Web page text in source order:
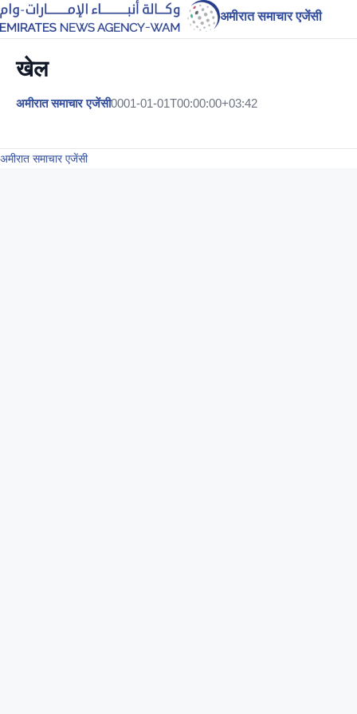
अमीरात समाचार एजेंसी
खेल
अमीरात समाचार एजेंसी0001-01-01T00:00:00+03:42
अमीरात समाचार एजेंसी